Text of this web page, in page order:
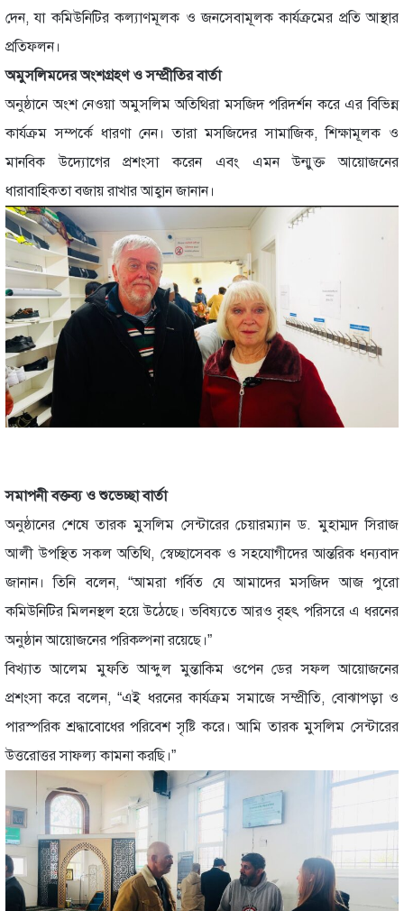
দেন, যা কমিউনিটির কল্যাণমূলক ও জনসেবামূলক কার্যক্রমের প্রতি আস্থার
প্রতিফলন।
অমুসলিমদের অংশগ্রহণ ও সম্প্রীতির বার্তা
অনুষ্ঠানে অংশ নেওয়া অমুসলিম অতিথিরা মসজিদ পরিদর্শন করে এর বিভিন্ন
কার্যক্রম সম্পর্কে ধারণা নেন। তারা মসজিদের সামাজিক, শিক্ষামূলক ও
মানবিক উদ্যোগের প্রশংসা করেন এবং এমন উন্মুক্ত আয়োজনের
ধারাবাহিকতা বজায় রাখার আহ্বান জানান।
সমাপনী বক্তব্য ও শুভেচ্ছা বার্তা
অনুষ্ঠানের শেষে তারক মুসলিম সেন্টারের চেয়ারম্যান ড. মুহাম্মদ সিরাজ
আলী উপস্থিত সকল অতিথি, স্বেচ্ছাসেবক ও সহযোগীদের আন্তরিক ধন্যবাদ
জানান। তিনি বলেন, “আমরা গর্বিত যে আমাদের মসজিদ আজ পুরো
কমিউনিটির মিলনস্থল হয়ে উঠেছে। ভবিষ্যতে আরও বৃহৎ পরিসরে এ ধরনের
অনুষ্ঠান আয়োজনের পরিকল্পনা রয়েছে।”
বিখ্যাত আলেম মুফতি আব্দুল মুন্তাকিম ওপেন ডের সফল আয়োজনের
প্রশংসা করে বলেন, “এই ধরনের কার্যক্রম সমাজে সম্প্রীতি, বোঝাপড়া ও
পারস্পরিক শ্রদ্ধাবোধের পরিবেশ সৃষ্টি করে। আমি তারক মুসলিম সেন্টারের
উত্তরোত্তর সাফল্য কামনা করছি।”